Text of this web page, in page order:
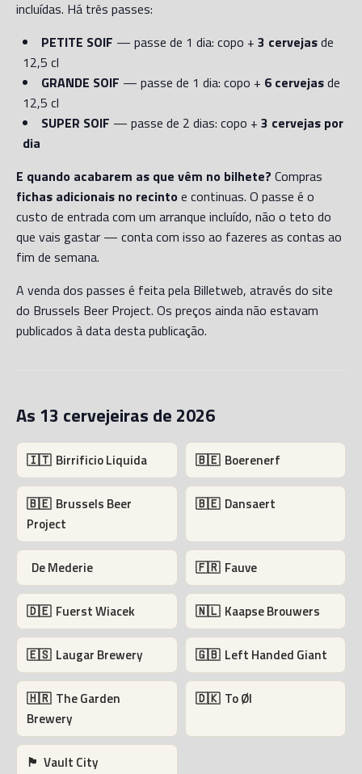
incluídas. Há três passes:
PETITE SOIF — passe de 1 dia: copo + 3 cervejasde
12,5 cl
GRANDE SOIF — passe de 1 dia: copo + 6 cervejasde
12,5 cl
SUPER SOIF — passe de 2 dias: copo + 3 cervejas por
dia
E quando acabarem as que vêm no bilhete? Compras
fichas adicionais no recinto e continuas. O passe é o
custo de entrada com um arranque incluído, não o teto do
que vais gastar — conta com isso ao fazeres as contas ao
fim de semana.
A venda dos passes é feita pela Billetweb, através do site
do Brussels Beer Project. Os preços ainda não estavam
publicados à data desta publicação.
As 13 cervejeiras de 2026
🇮🇹 Birrificio Liquida 🇧🇪 Boerenerf
🇧🇪 Brussels Beer
Project
🇧🇪 Dansaert
De Mederie 🇫🇷 Fauve
🇩🇪 Fuerst Wiacek 🇳🇱 Kaapse Brouwers
🇪🇸 Laugar Brewery 🇬🇧 Left Handed Giant
🇭🇷 The Garden
Brewery
🇩🇰 To Øl
🏴󠁧󠁢󠁳󠁣󠁴󠁿 Vault City